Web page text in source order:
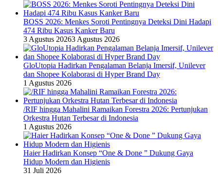
BOSS 2026: Menkes Soroti Pentingnya Deteksi Dini Hadapi
474 Ribu Kasus Kanker Baru
3 Agustus 20263 Agustus 2026
GloUtopia Hadirkan Pengalaman Belanja Imersif, Unilever
dan Shopee Kolaborasi di Hyper Brand Day
1 Agustus 2026
/RIF hingga Mahalini Ramaikan Forestra 2026: Pertunjukan
Orkestra Hutan Terbesar di Indonesia
1 Agustus 2026
Haier Hadirkan Konsep “One & Done ” Dukung Gaya
Hidup Modern dan Higienis
31 Juli 2026